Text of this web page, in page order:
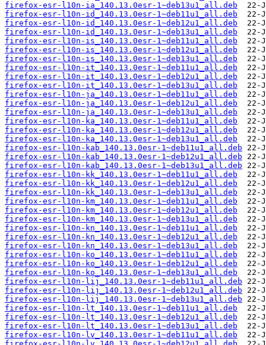
firefox-esr-l10n-ia_140.13.0esr-1~deb13u1_all.deb
firefox-esr-l10n-id_140.13.0esr-1~deb11u1_all.deb
firefox-esr-l10n-id_140.13.0esr-1~deb12u1_all.deb
firefox-esr-l10n-id_140.13.0esr-1~deb13u1_all.deb
firefox-esr-l10n-is_140.13.0esr-1~deb11u1_all.deb
firefox-esr-l10n-is_140.13.0esr-1~deb12u1_all.deb
firefox-esr-l10n-is_140.13.0esr-1~deb13u1_all.deb
firefox-esr-l10n-it_140.13.0esr-1~deb11u1_all.deb
firefox-esr-l10n-it_140.13.0esr-1~deb12u1_all.deb
firefox-esr-l10n-it_140.13.0esr-1~deb13u1_all.deb
firefox-esr-l10n-ja_140.13.0esr-1~deb11u1_all.deb
firefox-esr-l10n-ja_140.13.0esr-1~deb12u1_all.deb
firefox-esr-l10n-ja_140.13.0esr-1~deb13u1_all.deb
firefox-esr-l10n-ka_140.13.0esr-1~deb11u1_all.deb
firefox-esr-l10n-ka_140.13.0esr-1~deb12u1_all.deb
firefox-esr-l10n-ka_140.13.0esr-1~deb13u1_all.deb
firefox-esr-l10n-kab_140.13.0esr-1~deb11u1_all.deb
firefox-esr-l10n-kab_140.13.0esr-1~deb12u1_all.deb
firefox-esr-l10n-kab_140.13.0esr-1~deb13u1_all.deb
firefox-esr-l10n-kk_140.13.0esr-1~deb11u1_all.deb
firefox-esr-l10n-kk_140.13.0esr-1~deb12u1_all.deb
firefox-esr-l10n-kk_140.13.0esr-1~deb13u1_all.deb
firefox-esr-l10n-km_140.13.0esr-1~deb11u1_all.deb
firefox-esr-l10n-km_140.13.0esr-1~deb12u1_all.deb
firefox-esr-l10n-km_140.13.0esr-1~deb13u1_all.deb
firefox-esr-l10n-kn_140.13.0esr-1~deb11u1_all.deb
firefox-esr-l10n-kn_140.13.0esr-1~deb12u1_all.deb
firefox-esr-l10n-kn_140.13.0esr-1~deb13u1_all.deb
firefox-esr-l10n-ko_140.13.0esr-1~deb11u1_all.deb
firefox-esr-l10n-ko_140.13.0esr-1~deb12u1_all.deb
firefox-esr-l10n-ko_140.13.0esr-1~deb13u1_all.deb
firefox-esr-l10n-lij_140.13.0esr-1~deb11u1_all.deb
firefox-esr-l10n-lij_140.13.0esr-1~deb12u1_all.deb
firefox-esr-l10n-lij_140.13.0esr-1~deb13u1_all.deb
firefox-esr-l10n-lt_140.13.0esr-1~deb11u1_all.deb
firefox-esr-l10n-lt_140.13.0esr-1~deb12u1_all.deb
firefox-esr-l10n-lt_140.13.0esr-1~deb13u1_all.deb
firefox-esr-l10n-lv_140.13.0esr-1~deb11u1_all.deb